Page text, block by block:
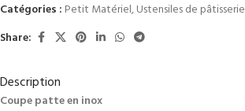
Catégories : Petit Matériel,Ustensiles de pâtisserie
Share:
Description
Coupe patte en inox